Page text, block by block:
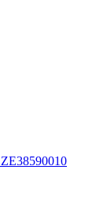
ZE38590010